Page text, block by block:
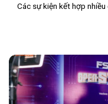
Các sự kiện kết hợp